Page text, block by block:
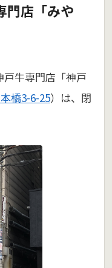
門店「みや
戸牛専門店「神戸
橋3-6-25）は、閉